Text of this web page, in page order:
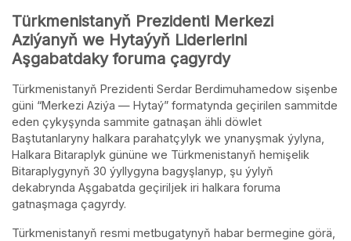
Türkmenistanyň Prezidenti Merkezi
Aziýanyň we Hytaýyň Liderlerini
Aşgabatdaky foruma çagyrdy
Türkmenistanyň Prezidenti Serdar Berdimuhamedow sişenbe
güni “Merkezi Aziýa — Hytaý” formatynda geçirilen sammitde
eden çykyşynda sammite gatnaşan ähli döwlet
Baştutanlaryny halkara parahatçylyk we ynanyşmak ýylyna,
Halkara Bitaraplyk gününe we Türkmenistanyň hemişelik
Bitaraplygynyň 30 ýyllygyna bagyşlanyp, şu ýylyň
dekabrynda Aşgabatda geçiriljek iri halkara foruma
gatnaşmaga çagyrdy.
Türkmenistanyň resmi metbugatynyň habar bermegine görä,